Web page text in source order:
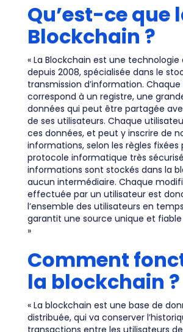
Qu’est-ce que
Blockchain ?
« La Blockchain est une
depuis 2008, spécialisée dans le
transmission d’information.
correspond à un registre, une
données qui peut être partagée
de ses utilisateurs. Chaque
ces données, et peut y inscrire de
informations, selon les règles fixées
protocole informatique très
informations sont stockés dans la
aucun intermédiaire. Chaque
effectuée par un utilisateur est
l’ensemble des utilisateurs en
garantit une source unique et fiable
»
Comment
la blockchain ?
« La blockchain est une base de
distribuée, qui va conserver
transactions entre les utilisateurs